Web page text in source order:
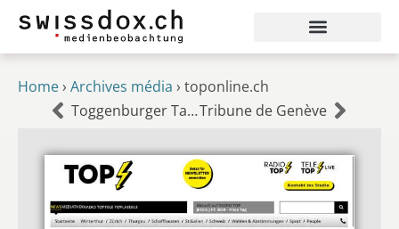
Home› Archives média › toponline.ch
Toggenburger TagblattTribune de Genève